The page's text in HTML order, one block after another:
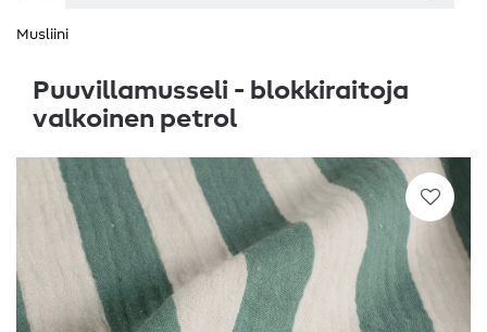
Musliini
Puuvillamusseli - blokkiraitoja
valkoinen petrol